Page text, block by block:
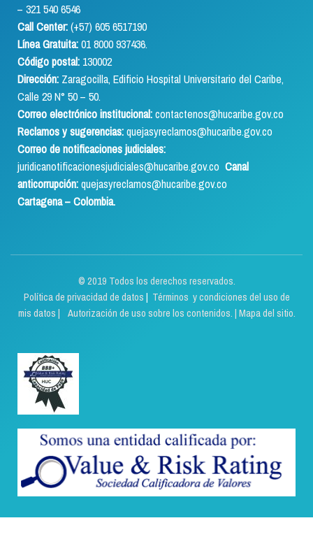
– 321 540 6546
Call Center:(+57) 605 6517190
Línea Gratuita:01 8000 937436.
Código postal: 130002
Dirección: Zaragocilla, Edificio Hospital Universitario del Caribe,
Calle 29 N° 50 – 50.
Correo electrónico institucional:contactenos@hucaribe.gov.co
Reclamos y sugerencias:quejasyreclamos@hucaribe.gov.co
Correo de notificaciones judiciales:
juridicanotificacionesjudiciales@hucaribe.gov.co Canal
anticorrupción:quejasyreclamos@hucaribe.gov.co
Cartagena – Colombia.
© 2019 Todos los derechos reservados.
Política de privacidad de datos | Términos y condiciones del uso de
mis datos | Autorización de uso sobre los contenidos. | Mapa del sitio.